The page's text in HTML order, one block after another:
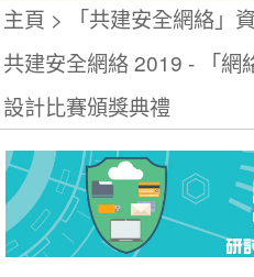
主頁
「共建安全網絡」
共建安全網絡 2019 - 「網
設計比賽頒獎典禮